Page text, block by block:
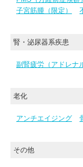
子宮筋腫（限定）
腎・泌尿器系疾患
副腎疲労（アドレナ
老化
アンチエイジング
その他